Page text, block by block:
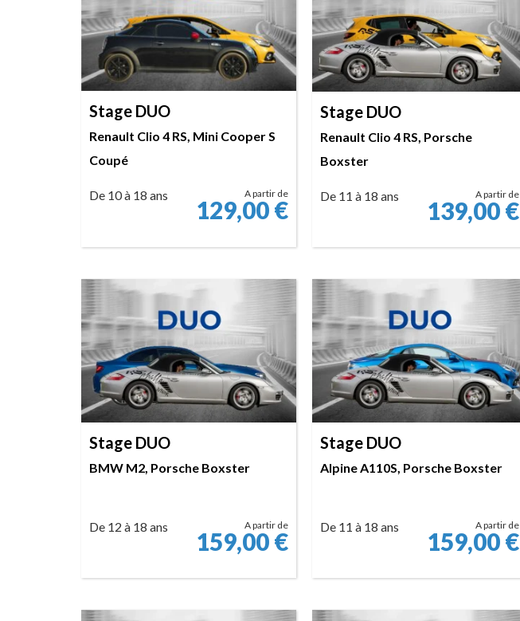
Stage DUO
Renault Clio 4 RS, Mini Cooper S
Coupé
De 10 à 18 ans A partir de
129,00€
Stage DUO
Renault Clio 4 RS, Porsche
Boxster
De 11 à 18 ans A partir de
139,00€
Stage DUO
BMW M2, Porsche Boxster
De 12 à 18 ans A partir de
159,00€
Stage DUO
Alpine A110S, Porsche Boxster
De 11 à 18 ans A partir de
159,00€